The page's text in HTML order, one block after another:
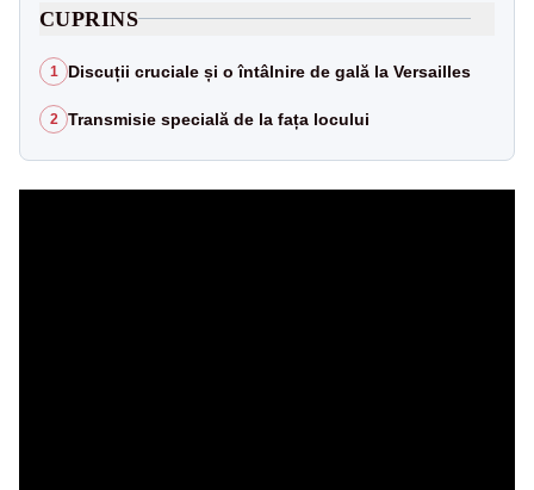
CUPRINS
1 Discuții cruciale și o întâlnire de gală la Versailles
2 Transmisie specială de la fața locului